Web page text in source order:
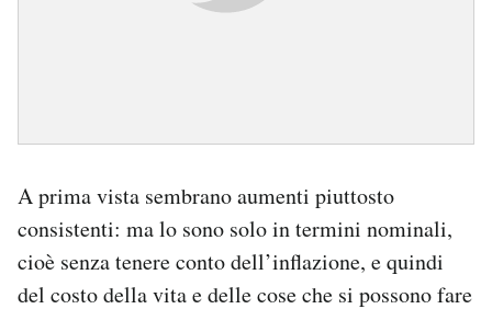
A prima vista sembrano aumenti piuttosto
consistenti: ma lo sono solo in termini nominali,
cioè senza tenere conto dell’inflazione, e quindi
del costo della vita e delle cose che si possono fare